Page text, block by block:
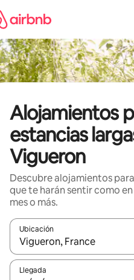
Alojamientos
estancias
Vigueron
Descubre alojamientos
que te harán sentir como
mes o más.
Ubicación
Cuando los resultados estén
Llegada